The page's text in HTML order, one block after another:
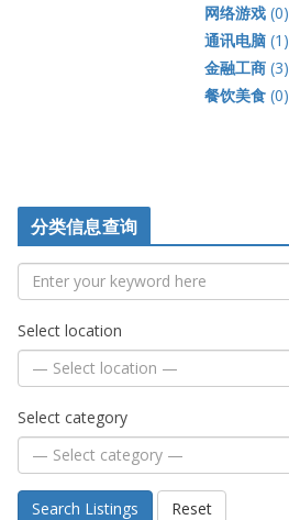
网络游戏(0)
通讯电脑(1)
金融工商(3)
餐饮美食(0)
分类信息查询
Select location
Select category
Search Listings Reset